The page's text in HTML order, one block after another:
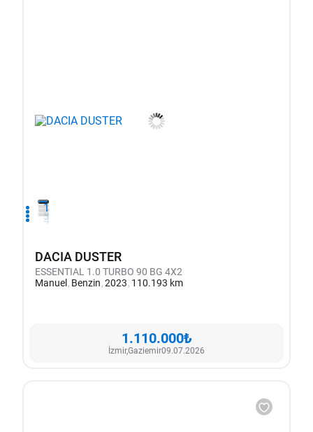
1
2
3
4
DACIA DUSTER
ESSENTIAL 1.0 TURBO 90 BG 4X2
Manuel Benzin2023 110.193 km
1.110.000₺
İzmir,Gaziemir09.07.2026